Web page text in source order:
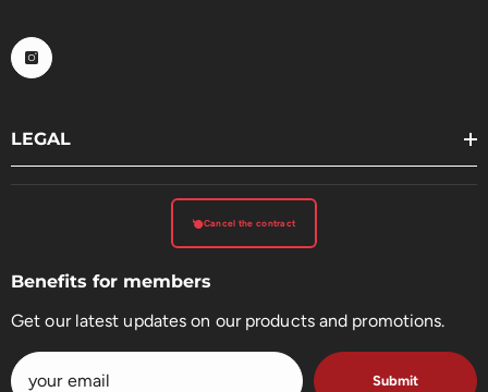
LEGAL
Cancel the contract
Benefits for members
Get our latest updates on our products and promotions.
Submit